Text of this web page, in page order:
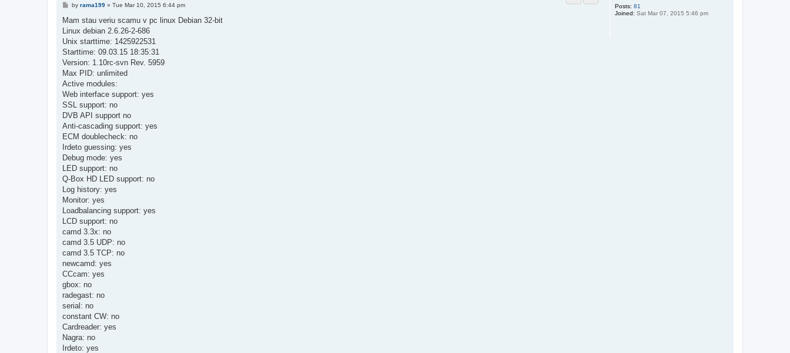
a
Posts: 81
Joined: Sat Mar 07, 2015 5:46 pm
P
s
by rama199» Tue Mar 10, 2015 6:44 pm
Mam stau veriu scamu v pc linux Debian 32-bit
Linux debian 2.6.26-2-686
Unix starttime: 1425922531
Starttime: 09.03.15 18:35:31
Version: 1.10rc-svn Rev. 5959
Max PID: unlimited
Active modules:
Web interface support: yes
SSL support: no
DVB API support no
Anti-cascading support: yes
ECM doublecheck: no
Irdeto guessing: yes
Debug mode: yes
LED support: no
Q-Box HD LED support: no
Log history: yes
Monitor: yes
Loadbalancing support: yes
LCD support: no
camd 3.3x: no
camd 3.5 UDP: no
camd 3.5 TCP: no
newcamd: yes
CCcam: yes
gbox: no
radegast: no
serial: no
constant CW: no
Cardreader: yes
Nagra: no
Irdeto: yes